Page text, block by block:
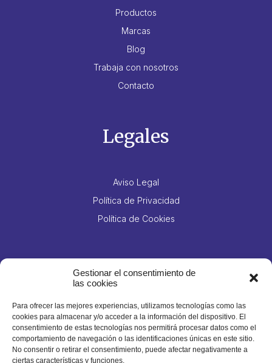
Gestionar el consentimiento de
las cookies
Para ofrecer las mejores experiencias, utilizamos tecnologías como las
cookies para almacenar y/o acceder a la información del dispositivo. El
consentimiento de estas tecnologías nos permitirá procesar datos como el
comportamiento de navegación o las identificaciones únicas en este sitio.
No consentir o retirar el consentimiento, puede afectar negativamente a
ciertas características y funciones.
Productos
Marcas
Blog
Trabaja con nosotros
Contacto
Legales
Aviso Legal
Política de Privacidad
Política de Cookies
Contacto
Jesús Hernández Guzmán, 14, Polígono Industrial El
Mayorazgo, Santa Cruz de Tenerife
922 214 111